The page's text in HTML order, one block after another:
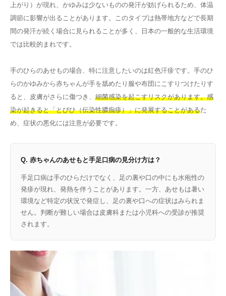
上がり）が現れ、かゆみは少ないものの発汗が妨げられるため、体温
調節に影響が出ることがあります。このタイプは熱帯地方などで長期
間の発汗が続く場合に見られることが多く、日本の一般的な生活環境
では比較的まれです。
手のひらのあせもの場合、特に注意したいのは紅色汗疹です。手のひ
らのかゆみから赤ちゃんが手を舐めたり服や布団にこすりつけたりす
ると、皮膚がさらに傷つき、 細菌感染を起こすリスクがあります。感
染が起きると「とびひ（伝染性膿痂疹）」に発展することがあるた
め、症状の悪化には注意が必要です。
Q. 赤ちゃんのあせもと手足口病の見分け方は？
手足口病は手のひらだけでなく、足の裏や口の中にも水疱性の
発疹が現れ、発熱を伴うことがあります。一方、あせもは暑い
環境など特定の状況で発症し、足の裏や口への症状はみられま
せん。判断が難しい場合は皮膚科または小児科への受診が推奨
されます。